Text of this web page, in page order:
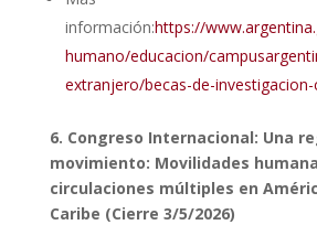
información:https://
humano/educacion/
extranjero/becas-de-investigacion-
6. Congreso Internacional: Una
movimiento: Movilidades
circulaciones múltiples en
Caribe (Cierre 3/5/2026)